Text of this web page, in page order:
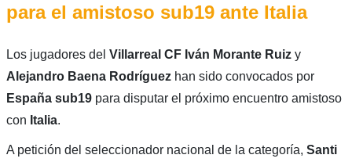
para el amistoso sub19 ante Italia
Los jugadores del Villarreal CF Iván Morante Ruizy
Alejandro Baena Rodríguezhan sido convocados por
España sub19para disputar el próximo encuentro amistoso
con Italia.
A petición del seleccionador nacional de la categoría, Santi